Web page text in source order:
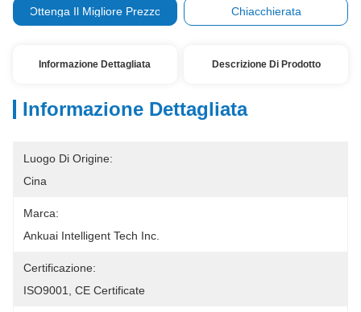
Ottenga Il Migliore Prezzo Chiacchierata
Informazione Dettagliata Descrizione Di Prodotto
Informazione Dettagliata
Luogo Di Origine:
Cina
Marca:
Ankuai Intelligent Tech Inc.
Certificazione:
ISO9001, CE Certificate